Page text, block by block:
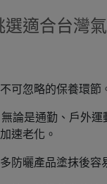
適合台灣
可忽略的保養環節
論是通勤、戶外
速老化。
防曬產品塗抹後容